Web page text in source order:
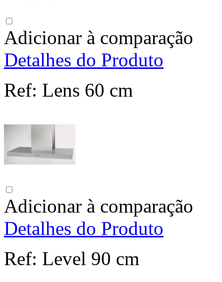
Adicionar à comparação
Detalhes do Produto
Ref: Lens 60 cm
Adicionar à comparação
Detalhes do Produto
Ref: Level 90 cm